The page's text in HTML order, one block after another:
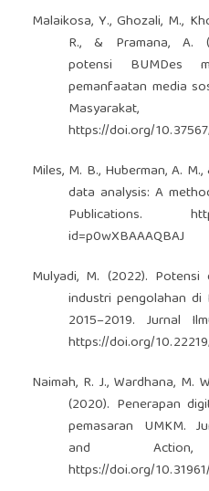
Malaikosa, Y., Ghozali, M.,
R., & Pramana, A.
potensi BUMDes
pemanfaatan media
https://doi.org/
Miles, M. B., Huberman, A.
data analysis: A
Publications.
id=p0wXBAAAQBAJ
Mulyadi, M. (2022).
industri pengolahan di
2015–2019. Jurnal
https://doi.org/
Naimah, R. J., Wardhana, M.
(2020). Penerapan
pemasaran UMKM.
and
https://doi.org/